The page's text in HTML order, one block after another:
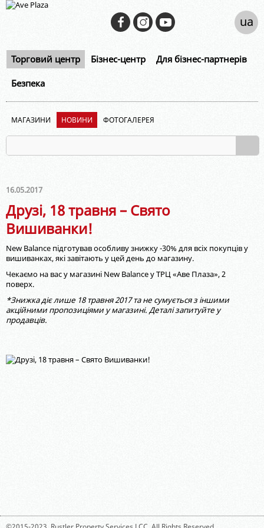
Торговий центр Бізнес-центр Для бізнес-партнерів
Безпека
ua
МАГАЗИНИ НОВИНИ ФОТОГАЛЕРЕЯ
16.05.2017
Друзі, 18 травня – Свято
Вишиванки!
New Balance підготував особливу знижку -30% для всіх покупців у
вишиванках, які завітають у цей день до магазину.
Чекаємо на вас у магазині New Balance у ТРЦ «Аве Плаза», 2
поверх.
*Знижка діє лише 18 травня 2017 та не сумується з іншими
акційними пропозиціями у магазині. Деталі запитуйте у
продавців.